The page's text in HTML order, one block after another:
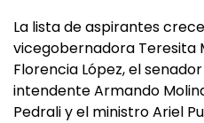
La lista de aspirantes
vicegobernadora Teresita
Florencia López, el
intendente Armando
Pedrali y el ministro Ariel